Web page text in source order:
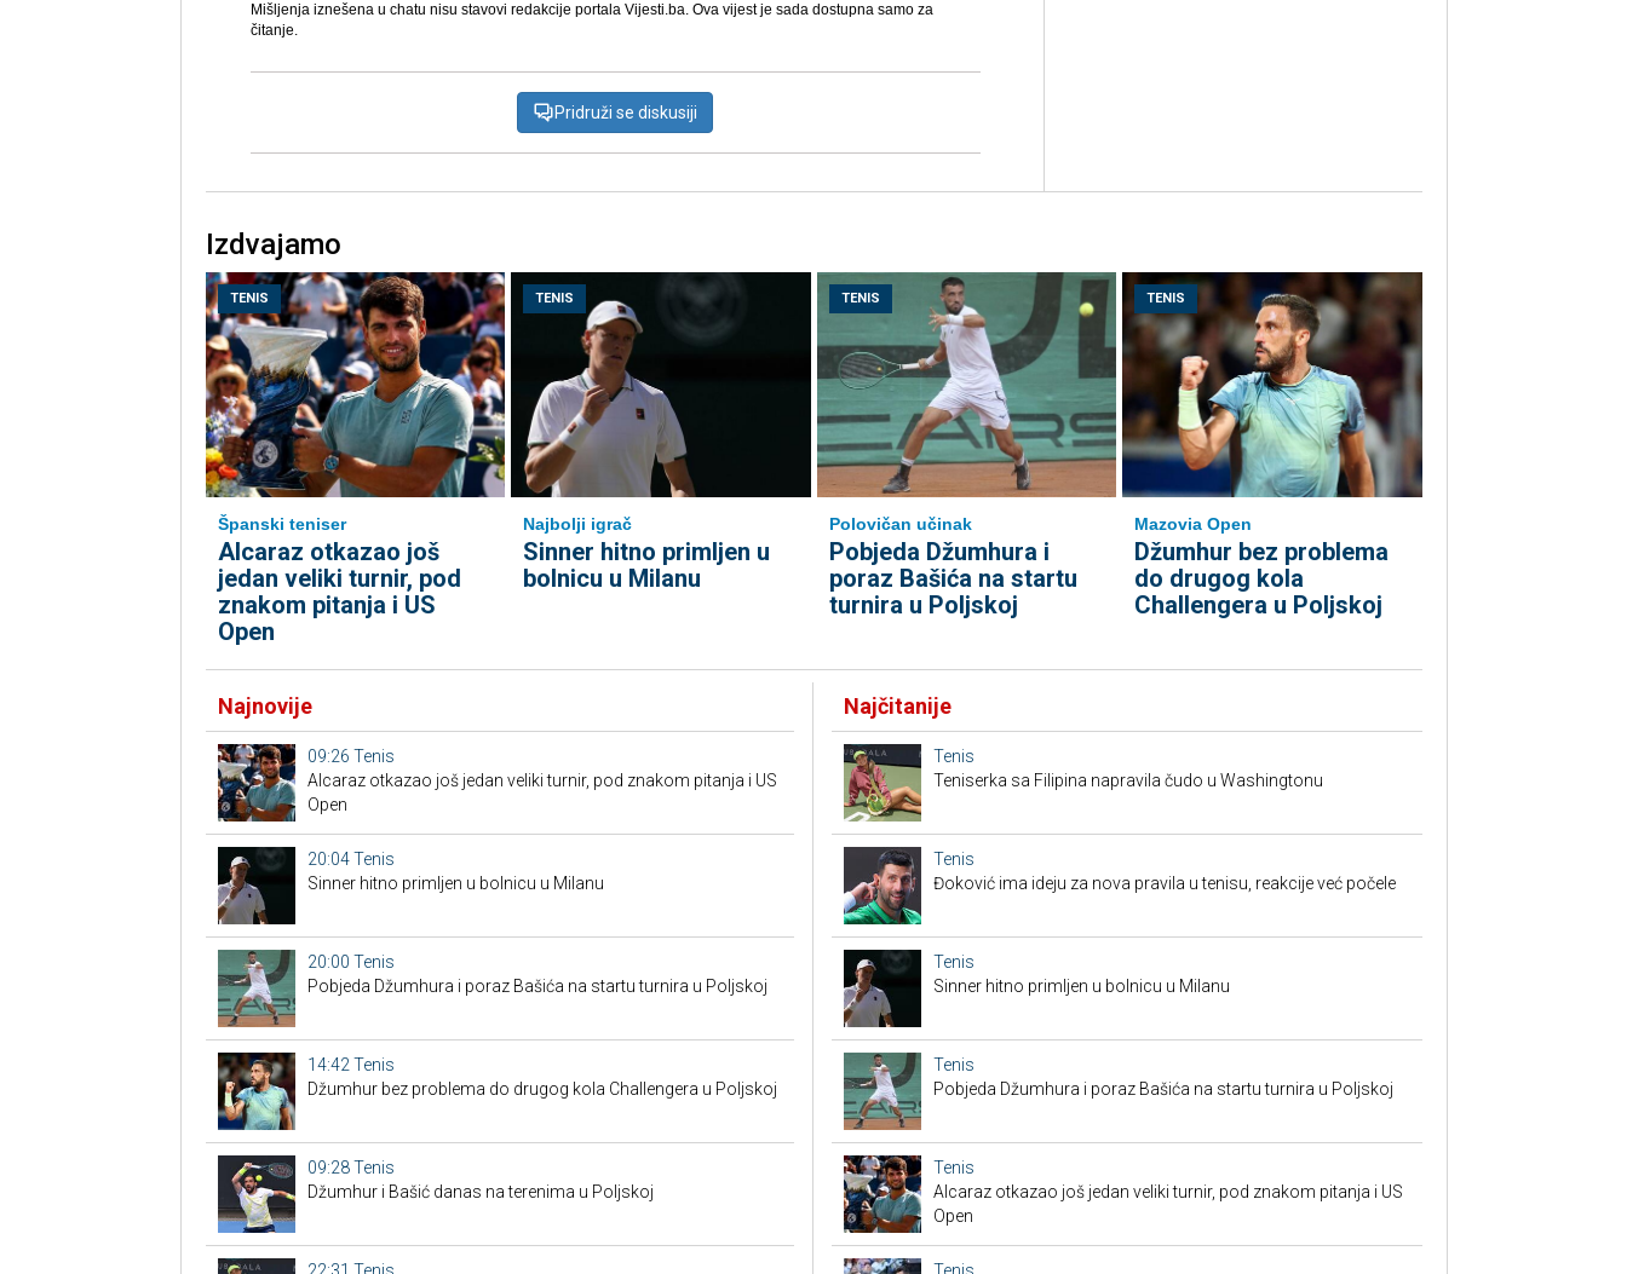
Mišljenja iznešena u chatu nisu stavovi redakcije portala Vijesti.ba. Ova vijest je sada dostupna samo za
čitanje.
Pridruži se diskusiji
Izdvajamo
TENIS
Španski teniser
Alcaraz otkazao još
jedan veliki turnir, pod
znakom pitanja i US
Open
TENIS
Najbolji igrač
Sinner hitno primljen u
bolnicu u Milanu
TENIS
Polovičan učinak
Pobjeda Džumhura i
poraz Bašića na startu
turnira u Poljskoj
TENIS
Mazovia Open
Džumhur bez problema
do drugog kola
Challengera u Poljskoj
Najnovije
09:26 Tenis
Alcaraz otkazao još jedan veliki turnir, pod znakom pitanja i US
Open
20:04Tenis
Sinner hitno primljen u bolnicu u Milanu
20:00 Tenis
Pobjeda Džumhura i poraz Bašića na startu turnira u Poljskoj
14:42 Tenis
Džumhur bez problema do drugog kola Challengera u Poljskoj
09:28Tenis
Džumhur i Bašić danas na terenima u Poljskoj
Najčitanije
Tenis
Teniserka sa Filipina napravila čudo u Washingtonu
Tenis
Đoković ima ideju za nova pravila u tenisu, reakcije već počele
Tenis
Sinner hitno primljen u bolnicu u Milanu
Tenis
Pobjeda Džumhura i poraz Bašića na startu turnira u Poljskoj
Tenis
Alcaraz otkazao još jedan veliki turnir, pod znakom pitanja i US
Open